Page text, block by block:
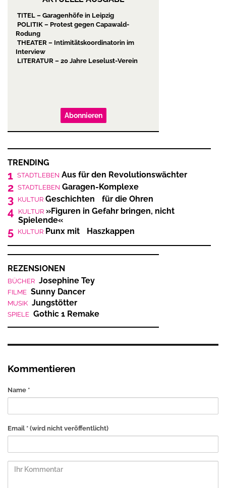
TITEL – Garagenhöfe in Leipzig
POLITIK – Protest gegen Capawald-
Rodung
THEATER – Intimitätskoordinatorin im
Interview
LITERATUR – 20 Jahre Leselust-Verein
Abonnieren
TRENDING
1 STADTLEBEN Aus für den Revolutionswächter
2 STADTLEBEN Garagen-Komplexe
3 KULTUR Geschichten für die Ohren
4 KULTUR »Figuren in Gefahr bringen, nicht
Spielende«
5 KULTUR Punx mit Haszkappen
REZENSIONEN
BÜCHER Josephine Tey
FILME Sunny Dancer
MUSIK Jungstötter
SPIELE Gothic 1 Remake
Kommentieren
Name *
Email * (wird nicht veröffentlicht)